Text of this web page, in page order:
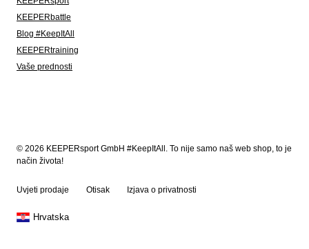
KEEPERbattle
Blog #KeepItAll
KEEPERtraining
Vaše prednosti
© 2026 KEEPERsport GmbH #KeepItAll. To nije samo naš web shop, to je
način života!
Uvjeti prodaje Otisak Izjava o privatnosti
Hrvatska